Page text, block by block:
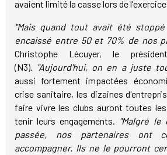
avaient limité la casse lors de
"Mais quand tout avait été
encaissé entre 50 et 70% de nos
Christophe Lécuyer, le
(N3). "Aujourd'hui, on en a juste
aussi fortement impactées
crise sanitaire, les dizaines
faire vivre les clubs auront toutes
tenir leurs engagements. "Malgré le
passée, nos partenaires ont
accompagner. Ils ne le pourront